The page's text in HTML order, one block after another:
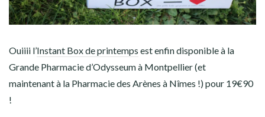
Ouiiii l’Instant Box de printemps est enfin disponible à la
Grande Pharmacie d’Odysseum à Montpellier (et
maintenant à la Pharmacie des Arènes à Nîmes !) pour 19€90
!